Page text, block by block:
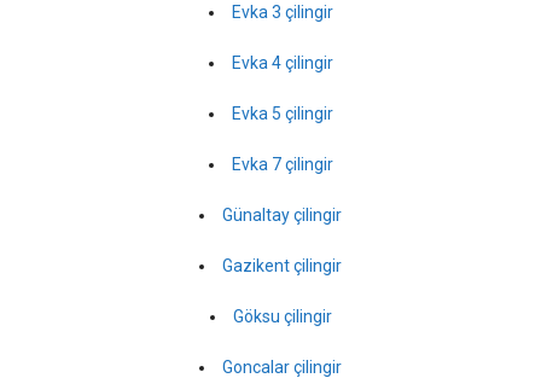
Evka 3 çilingir
Evka 4 çilingir
Evka 5 çilingir
Evka 7 çilingir
Günaltay çilingir
Gazikent çilingir
Göksu çilingir
Goncalar çilingir